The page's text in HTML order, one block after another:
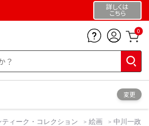
詳しくは
こちら
0
変更
ティーク・コレクション 絵画
中川一政